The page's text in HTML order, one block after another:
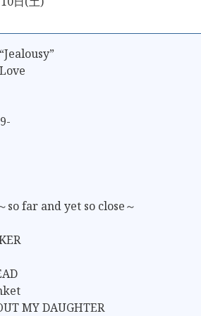
so far and yet so close～
MY DAUGHTER